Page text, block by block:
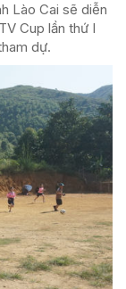
Lào Cai sẽ diễn
Cup lần thứ I
dự.